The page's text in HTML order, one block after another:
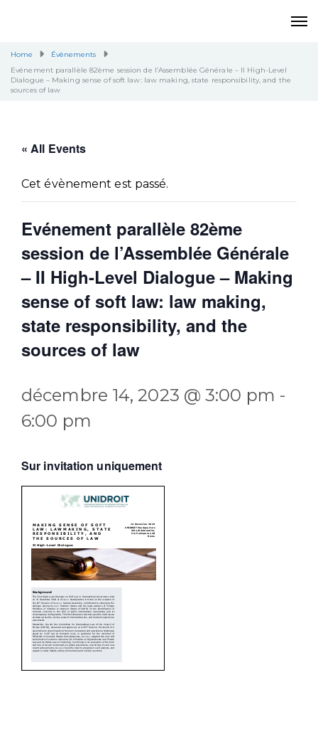
Home
Évènements
Evénement parallèle 82ème session de l’Assemblée Générale – II High-Level
Dialogue – Making sense of soft law: law making, state responsibility, and the
sources of law
« All Events
Cet évènement est passé.
Evénement parallèle 82ème
session de l’Assemblée Générale
– II High-Level Dialogue – Making
sense of soft law: law making,
state responsibility, and the
sources of law
décembre 14, 2023 @ 3:00 pm -
6:00 pm
Sur invitation uniquement